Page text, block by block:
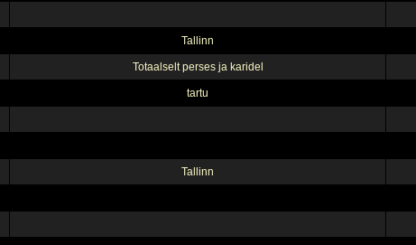
Tallinn
Totaalselt perses ja karidel
tartu
Tallinn